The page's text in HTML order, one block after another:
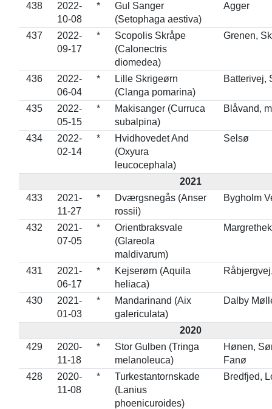
438
2022-
10-08
*
Gul Sanger
(Setophaga aestiva)
Agger
437
2022-
09-17
*
Scopolis Skråpe
(Calonectris
diomedea)
Grenen,
436
2022-
06-04
*
Lille Skrigeørn
(Clanga pomarina)
Batterivej,
435
2022-
05-15
*
Makisanger (Curruca
subalpina)
Blåvand,
434
2022-
02-14
*
Hvidhovedet And
(Oxyura
leucocephala)
Selsø
2021
433
2021-
11-27
*
Dværgsnegås (Anser
rossii)
Bygholm
432
2021-
07-05
*
Orientbraksvale
(Glareola
maldivarum)
431
2021-
06-17
*
Kejserørn (Aquila
heliaca)
430
2021-
01-03
*
Mandarinand (Aix
galericulata)
Dalby
2020
429
2020-
11-18
*
Stor Gulben (Tringa
melanoleuca)
Hønen,
Fanø
428
2020-
11-08
*
Turkestantornskade
(Lanius
phoenicuroides)
Bredfjed,